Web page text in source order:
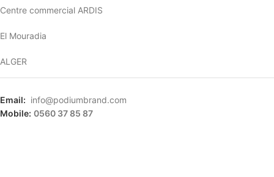
Centre commercial ARDIS
El Mouradia
ALGER
Email: info@podiumbrand.com
Mobile: 0560 37 85 87